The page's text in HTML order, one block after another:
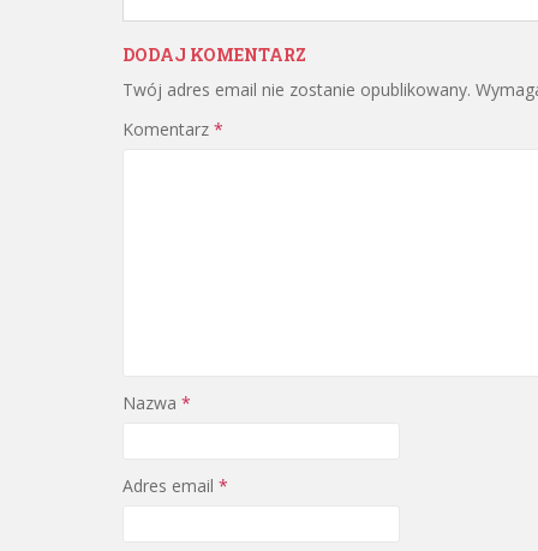
DODAJ KOMENTARZ
Twój adres email nie zostanie opublikowany.
Komentarz *
Nazwa *
Adres email *